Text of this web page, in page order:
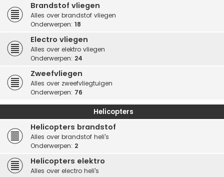
Brandstof vliegen
Alles over brandstof vliegen
Onderwerpen: 18
Electro vliegen
Alles over elektro vliegen
Onderwerpen: 24
Zweefvliegen
Alles over zweefvliegtuigen
Onderwerpen: 76
Helicopters
Helicopters brandstof
Alles over brandstof heli's
Onderwerpen: 2
Helicopters elektro
Alles over electro heli's